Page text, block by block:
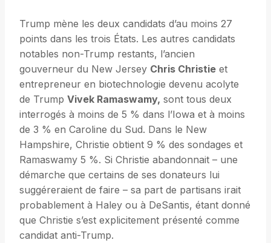
Trump mène les deux candidats d’au moins 27
points dans les trois États. Les autres candidats
notables non-Trump restants, l’ancien
gouverneur du New Jersey Chris Christie et
entrepreneur en biotechnologie devenu acolyte
de Trump Vivek Ramaswamy, sont tous deux
interrogés à moins de 5 % dans l’Iowa et à moins
de 3 % en Caroline du Sud. Dans le New
Hampshire, Christie obtient 9 % des sondages et
Ramaswamy 5 %. Si Christie abandonnait – une
démarche que certains de ses donateurs lui
suggéreraient de faire – sa part de partisans irait
probablement à Haley ou à DeSantis, étant donné
que Christie s’est explicitement présenté comme
candidat anti-Trump.